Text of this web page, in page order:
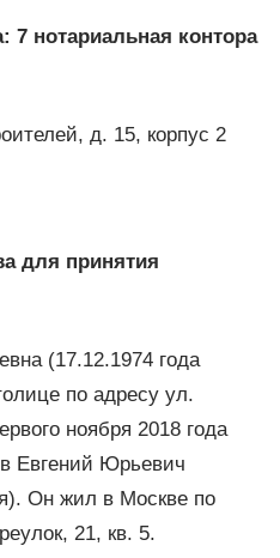
7 нотариальная контора
д. 15, корпус 2
для принятия
(17.12.1974 года
по адресу ул.
ноября 2018 года
Евгений Юрьевич
Он жил в Москве по
21, кв. 5.